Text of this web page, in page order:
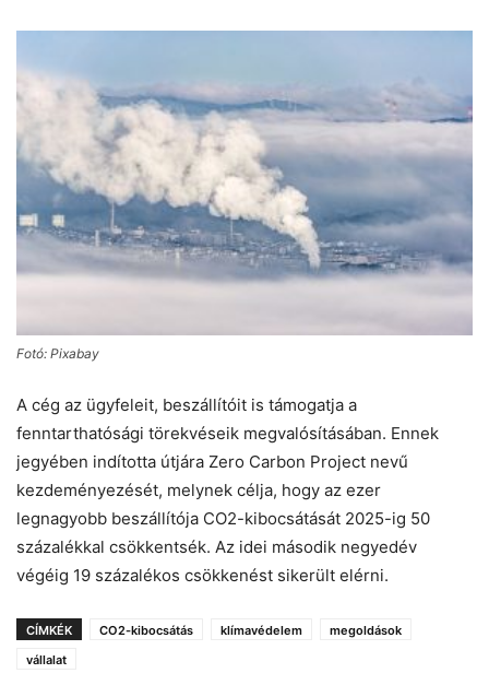
Fotó: Pixabay
A cég az ügyfeleit, beszállítóit is támogatja a
fenntarthatósági törekvéseik megvalósításában. Ennek
jegyében indította útjára Zero Carbon Project nevű
kezdeményezését, melynek célja, hogy az ezer
legnagyobb beszállítója CO2-kibocsátását 2025-ig 50
százalékkal csökkentsék. Az idei második negyedév
végéig 19 százalékos csökkenést sikerült elérni.
CÍMKÉK CO2-kibocsátás klímavédelem
megoldások
vállalat